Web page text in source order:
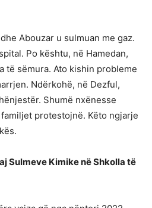
Abouzar u sulmuan me gaz.
Po kështu, në Hamedan,
të sëmura. Ato kishin probleme
Ndërkohë, në Dezful,
Shumë nxënesse
protestojnë. Këto ngjarje
Sulmeve Kimike në Shkolla të